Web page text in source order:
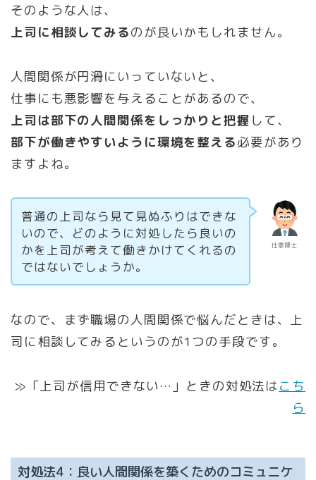
そのような人は、
上司に相談してみるのが良いかもしれません。
人間関係が円滑にいっていないと、
仕事にも悪影響を与えることがあるので、
上司は部下の人間関係をしっかりと把握 して、
部下が働きやすいように環境を整える必要があり
ますよね。
仕事博士
普通の上司なら見て見ぬふりはできな
いので、どのように対処したら良いの
かを上司が考えて働きかけてくれるの
ではないでしょうか。
なので、まず職場の人間関係で悩んだときは、上
司に相談してみるというのが1つの手段です。
≫「上司が信用できない…」ときの対処法はこち
ら
対処法4：良い人間関係を築くためのコミュニケ